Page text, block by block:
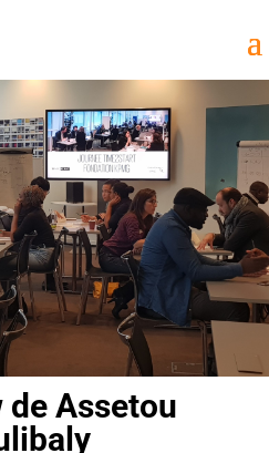
Assetou